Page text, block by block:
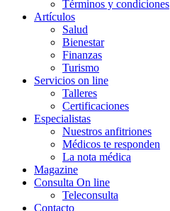
Términos y condiciones
Artículos
Salud
Bienestar
Finanzas
Turismo
Servicios on line
Talleres
Certificaciones
Especialistas
Nuestros anfitriones
Médicos te responden
La nota médica
Magazine
Consulta On line
Teleconsulta
Contacto